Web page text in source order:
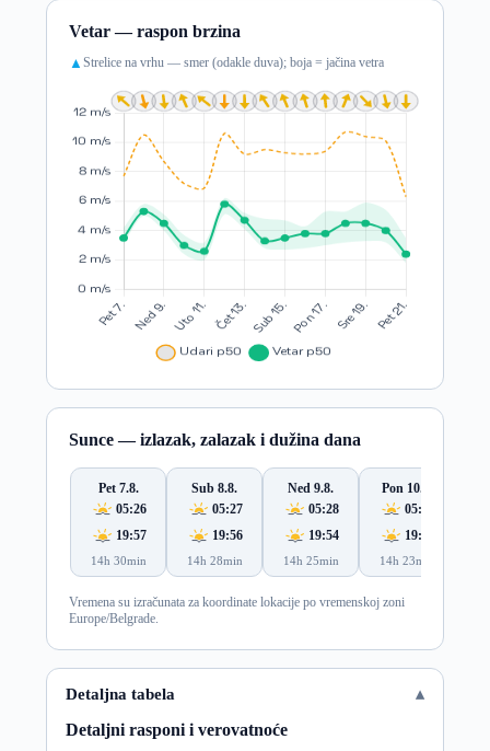
Vetar — raspon brzina
▲ Strelice na vrhu — smer (odakle duva); boja = jačina vetra
Sunce — izlazak, zalazak i dužina dana
Pet 7.8.
05:26
19:57
14h 30min
Sub 8.8.
05:27
19:56
14h 28min
Ned 9.8.
05:28
19:54
14h 25min
Pon 10.8.
05:30
19:53
14h 23min
Vremena su izračunata za koordinate lokacije po vremenskoj zoni
Europe/Belgrade.
Detaljna tabela
Detaljni rasponi i verovatnoće